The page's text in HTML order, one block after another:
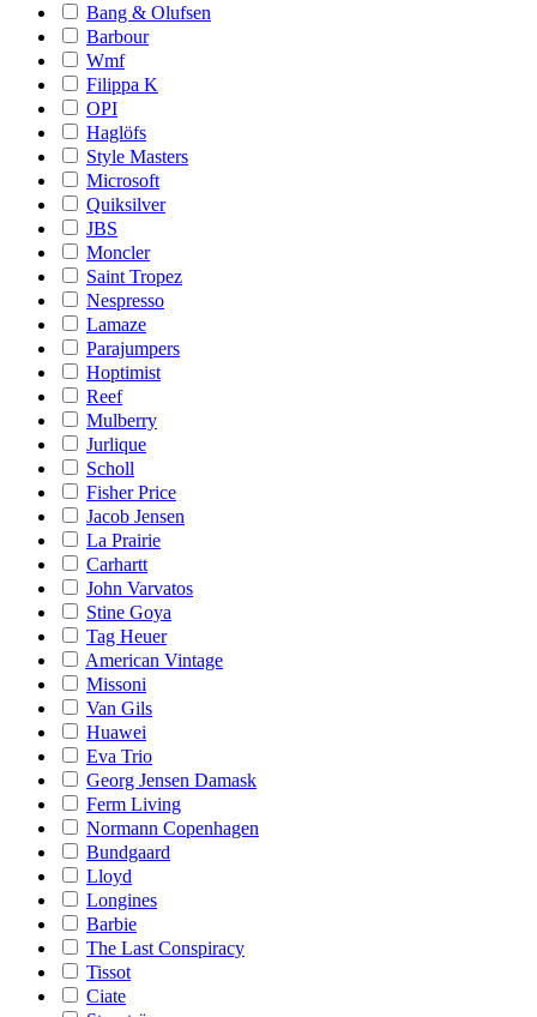
Bang & Olufsen
Barbour
Wmf
Filippa K
OPI
Haglöfs
Style Masters
Microsoft
Quiksilver
JBS
Moncler
Saint Tropez
Nespresso
Lamaze
Parajumpers
Hoptimist
Reef
Mulberry
Jurlique
Scholl
Fisher Price
Jacob Jensen
La Prairie
Carhartt
John Varvatos
Stine Goya
Tag Heuer
American Vintage
Missoni
Van Gils
Huawei
Eva Trio
Georg Jensen Damask
Ferm Living
Normann Copenhagen
Bundgaard
Lloyd
Longines
Barbie
The Last Conspiracy
Tissot
Ciate